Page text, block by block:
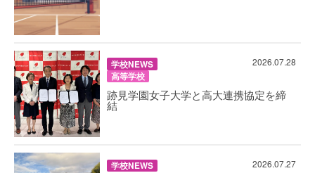
学校NEWS
高等学校
2026.07.28
跡見学園女子大学と高大連携協定を締
結
学校NEWS 2026.07.27